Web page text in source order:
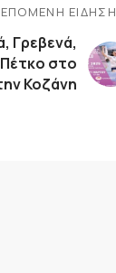
ΕΠΌΜΕΝΗ ΕΊΔΗΣΗ
Γρεβενά,
στο
Κοζάνη